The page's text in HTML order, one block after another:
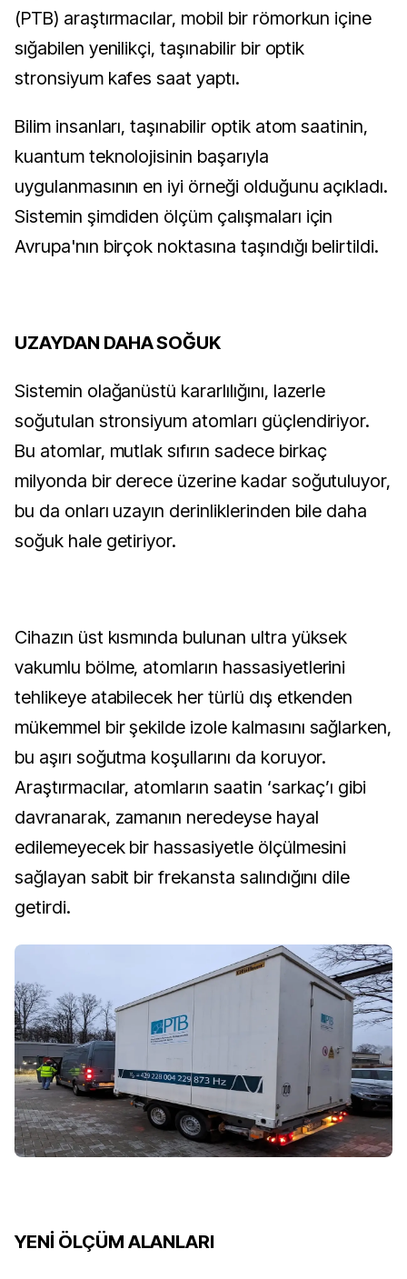
(PTB) araştırmacılar, mobil bir römorkun içine
sığabilen yenilikçi, taşınabilir bir optik
stronsiyum kafes saat yaptı.
Bilim insanları, taşınabilir optik atom saatinin,
kuantum teknolojisinin başarıyla
uygulanmasının en iyi örneği olduğunu açıkladı.
Sistemin şimdiden ölçüm çalışmaları için
Avrupa'nın birçok noktasına taşındığı belirtildi.
UZAYDAN DAHA SOĞUK
Sistemin olağanüstü kararlılığını, lazerle
soğutulan stronsiyum atomları güçlendiriyor.
Bu atomlar, mutlak sıfırın sadece birkaç
milyonda bir derece üzerine kadar soğutuluyor,
bu da onları uzayın derinliklerinden bile daha
soğuk hale getiriyor.
Cihazın üst kısmında bulunan ultra yüksek
vakumlu bölme, atomların hassasiyetlerini
tehlikeye atabilecek her türlü dış etkenden
mükemmel bir şekilde izole kalmasını sağlarken,
bu aşırı soğutma koşullarını da koruyor.
Araştırmacılar, atomların saatin ‘sarkaç’ı gibi
davranarak, zamanın neredeyse hayal
edilemeyecek bir hassasiyetle ölçülmesini
sağlayan sabit bir frekansta salındığını dile
getirdi.
YENİ ÖLÇÜM ALANLARI